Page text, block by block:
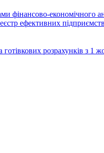
фінансово-
ефективних
готівкових розрахунків з 1